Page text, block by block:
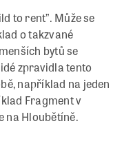
to rent”. Může se
o takzvané
bytů se
zpravidla tento
například na jeden
Fragment v
na Hloubětíně.